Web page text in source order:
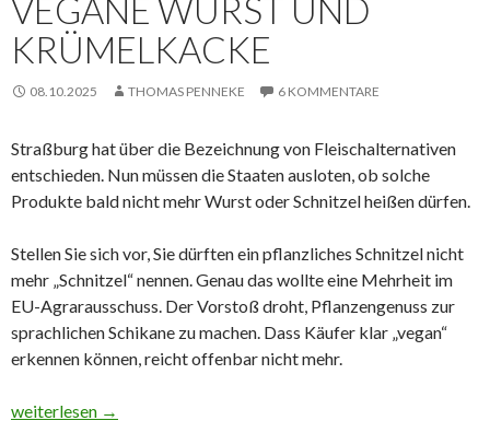
VEGANE WURST UND
KRÜMELKACKE
08.10.2025 THOMAS PENNEKE 6 KOMMENTARE
Straßburg hat über die Bezeichnung von Fleischalternativen
entschieden. Nun müssen die Staaten ausloten, ob solche
Produkte bald nicht mehr Wurst oder Schnitzel heißen dürfen.
Stellen Sie sich vor, Sie dürften ein pflanzliches Schnitzel nicht
mehr „Schnitzel“ nennen. Genau das wollte eine Mehrheit im
EU-Agrarausschuss. Der Vorstoß droht, Pflanzengenuss zur
sprachlichen Schikane zu machen. Dass Käufer klar „vegan“
erkennen können, reicht offenbar nicht mehr.
Vegane Wurst und Krümelkacke
weiterlesen →